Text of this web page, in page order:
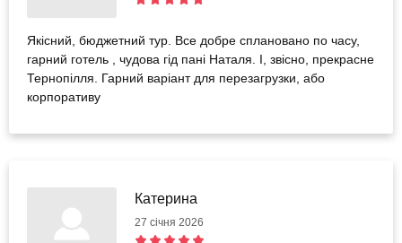
Якісний, бюджетний тур. Все добре сплановано по часу,
гарний готель , чудова гід пані Наталя. І, звісно, прекрасне
Тернопілля. Гарний варіант для перезагрузки, або
корпоративу
Катерина
27 січня 2026